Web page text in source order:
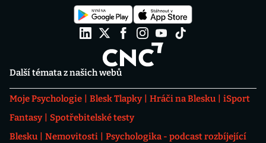
Další témata z našich webů
Moje Psychologie Blesk Tlapky Hráči na Blesku
iSport
Fantasy
Spotřebitelské testy
Blesku
Nemovitosti
Psychologika - podcast rozbíjející